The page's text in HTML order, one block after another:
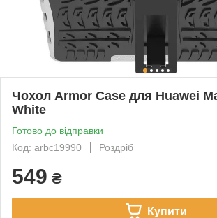
Чохол Armor Case для Huawei
White
Готово до відправки
Код: arbc19990
Роздріб
549 ₴
Купити